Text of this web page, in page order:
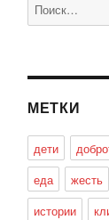
МЕТКИ
дети
еда
жесть
истории